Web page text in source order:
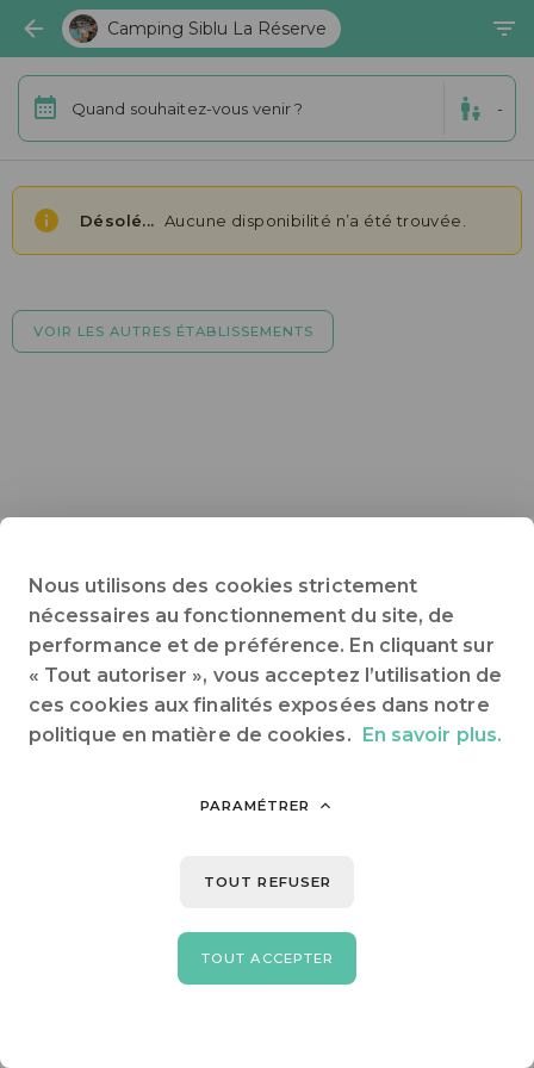
Camping Siblu La Réserve
Quand souhaitez-vous venir ? -
Désolé... Aucune disponibilité n’a été trouvée.
VOIR LES AUTRES ÉTABLISSEMENTS
Nous utilisons des cookies strictement
nécessaires au fonctionnement du site, de
performance et de préférence. En cliquant sur
« Tout autoriser », vous acceptez l’utilisation de
ces cookies aux finalités exposées dans notre
politique en matière de cookies. En savoir plus.
PARAMÉTRER
TOUT REFUSER
TOUT ACCEPTER